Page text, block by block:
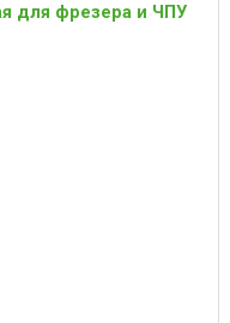
для фрезера и ЧПУ